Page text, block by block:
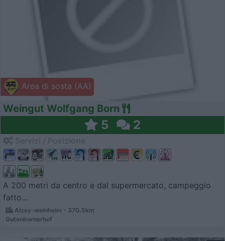
Area di sosta (AA)
Weingut Wolfgang Born
5 2
A 200 metri da centro e dal supermercato, campeggio
fatto...
Alzey-weinheim - 370.5km
Gutenbornerhof